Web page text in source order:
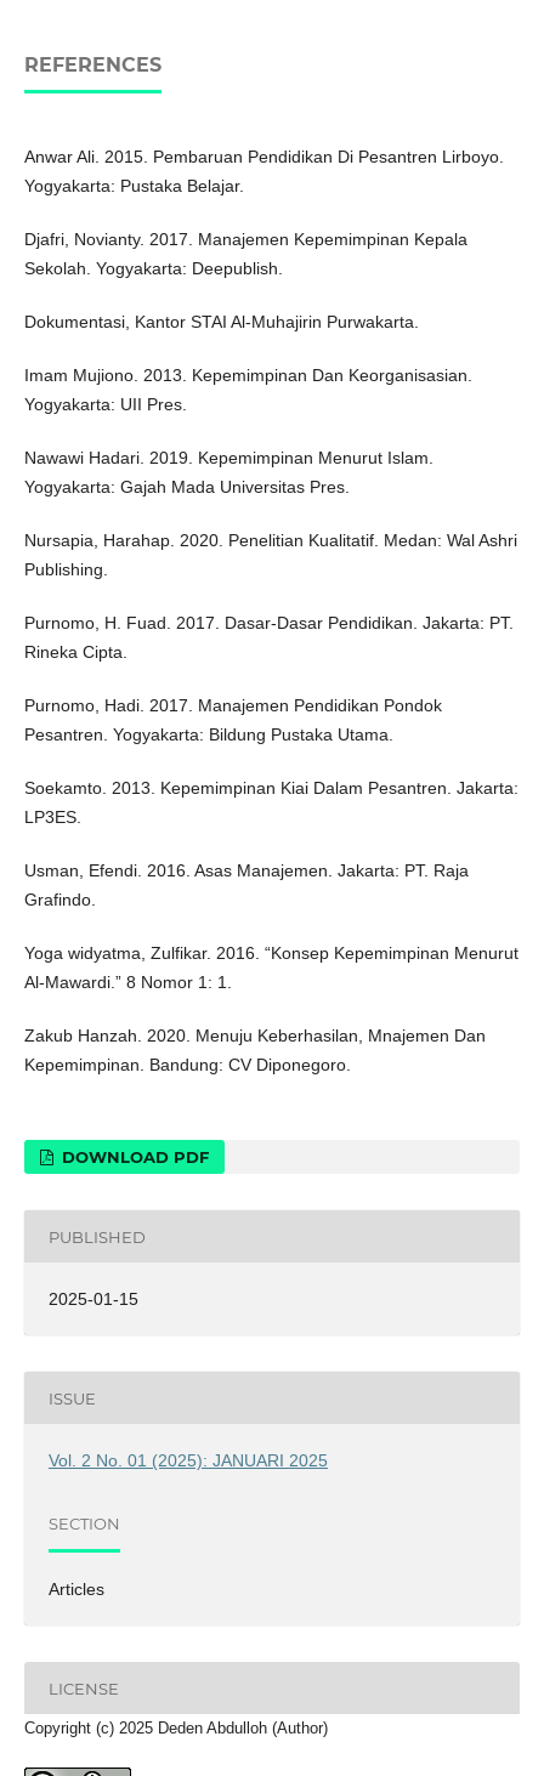
REFERENCES
Anwar Ali. 2015. Pembaruan Pendidikan Di Pesantren Lirboyo.
Yogyakarta: Pustaka Belajar.
Djafri, Novianty. 2017. Manajemen Kepemimpinan Kepala
Sekolah. Yogyakarta: Deepublish.
Dokumentasi, Kantor STAI Al-Muhajirin Purwakarta.
Imam Mujiono. 2013. Kepemimpinan Dan Keorganisasian.
Yogyakarta: UII Pres.
Nawawi Hadari. 2019. Kepemimpinan Menurut Islam.
Yogyakarta: Gajah Mada Universitas Pres.
Nursapia, Harahap. 2020. Penelitian Kualitatif. Medan: Wal Ashri
Publishing.
Purnomo, H. Fuad. 2017. Dasar-Dasar Pendidikan. Jakarta: PT.
Rineka Cipta.
Purnomo, Hadi. 2017. Manajemen Pendidikan Pondok
Pesantren. Yogyakarta: Bildung Pustaka Utama.
Soekamto. 2013. Kepemimpinan Kiai Dalam Pesantren. Jakarta:
LP3ES.
Usman, Efendi. 2016. Asas Manajemen. Jakarta: PT. Raja
Grafindo.
Yoga widyatma, Zulfikar. 2016. “Konsep Kepemimpinan Menurut
Al-Mawardi.” 8 Nomor 1: 1.
Zakub Hanzah. 2020. Menuju Keberhasilan, Mnajemen Dan
Kepemimpinan. Bandung: CV Diponegoro.
DOWNLOAD PDF
PUBLISHED
2025-01-15
ISSUE
Vol. 2 No. 01 (2025): JANUARI 2025
SECTION
Articles
LICENSE
Copyright (c) 2025 Deden Abdulloh (Author)